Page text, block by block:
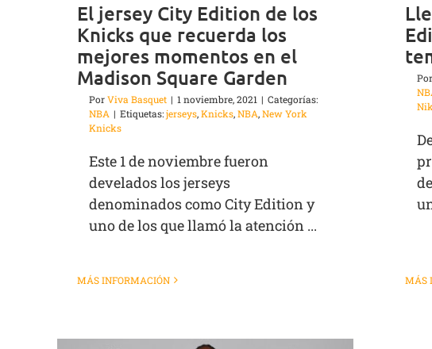
El jersey City Edition de los
Knicks que recuerda los
mejores momentos en el
Madison Square Garden
PorViva Basquet | 1 noviembre, 2021 | Categorías:
NBA | Etiquetas:jerseys,Knicks,NBA,New York
Knicks
Este 1 de noviembre fueron
develados los jerseys
denominados como City Edition y
uno de los que llamó la atención ...
MÁS INFORMACIÓN
Por
MÁS